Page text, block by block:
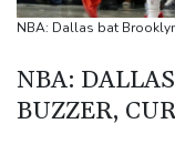
nucléaire vacille
surveillance des
Les chrétiens de
NBA: Dallas bat
NBA:
BUZZER,